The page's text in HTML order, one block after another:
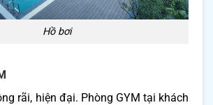
Hồ bơi
rãi, hiện đại. Phòng GYM tại khách